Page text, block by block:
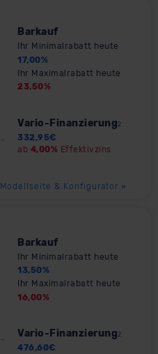
Barkauf
Ihr Minimalrabatt heute
17,00%
Ihr Maximalrabatt heute
23,50%
Vario-Finanzierung 2
332,95€
ab 4,00% Effektivzins
Modellseite & Konfigurator »
Barkauf
Ihr Minimalrabatt heute
13,50%
Ihr Maximalrabatt heute
16,00%
Vario-Finanzierung2
476,60€